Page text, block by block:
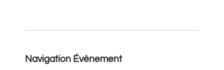
Navigation Évènement